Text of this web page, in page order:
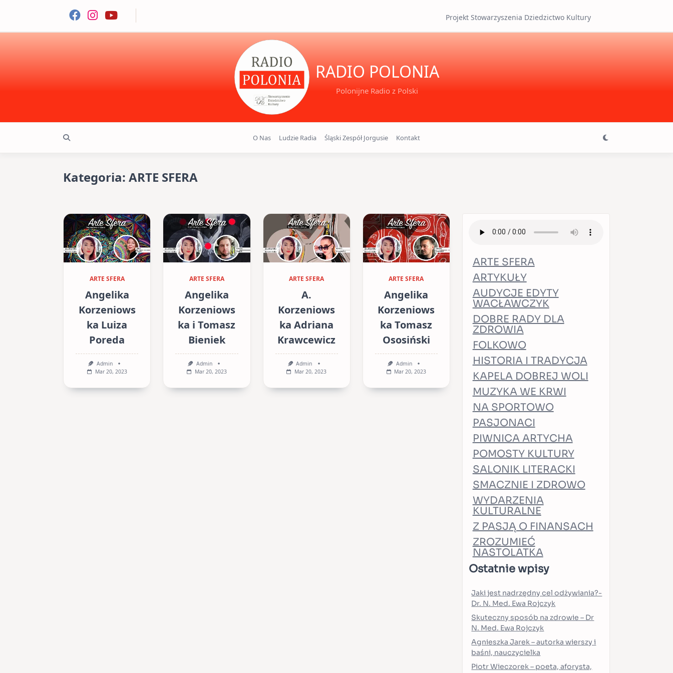
Projekt Stowarzyszenia Dziedzictwo Kultury
RADIO POLONIA
Polonijne Radio z Polski
O Nas Ludzie Radia Śląski Zespół Jorgusie Kontakt
Kategoria: ARTE SFERA
ARTE SFERA
Angelika
Korzeniows
ka Luiza
Poreda
Admin
Mar 20, 2023
ARTE SFERA
Angelika
Korzeniows
ka i Tomasz
Bieniek
Admin
Mar 20, 2023
ARTE SFERA
A.
Korzeniows
ka Adriana
Krawcewicz
Admin
Mar 20, 2023
ARTE SFERA
Angelika
Korzeniows
ka Tomasz
Ososiński
Admin
Mar 20, 2023
ARTE SFERA
ARTYKUŁY
AUDYCJE EDYTY
WACŁAWCZYK
DOBRE RADY DLA
ZDROWIA
FOLKOWO
HISTORIA I TRADYCJA
KAPELA DOBREJ WOLI
MUZYKA WE KRWI
NA SPORTOWO
PASJONACI
PIWNICA ARTYCHA
POMOSTY KULTURY
SALONIK LITERACKI
SMACZNIE I ZDROWO
WYDARZENIA
KULTURALNE
Z PASJĄ O FINANSACH
ZROZUMIEĆ
NASTOLATKA
Ostatnie wpisy
Jaki jest nadrzędny cel odżywiania?-
Dr. N. Med. Ewa Rojczyk
Skuteczny sposób na zdrowie – Dr
N. Med. Ewa Rojczyk
Agnieszka Jarek – autorka wierszy i
baśni, nauczycielka
Piotr Wieczorek – poeta, aforysta,